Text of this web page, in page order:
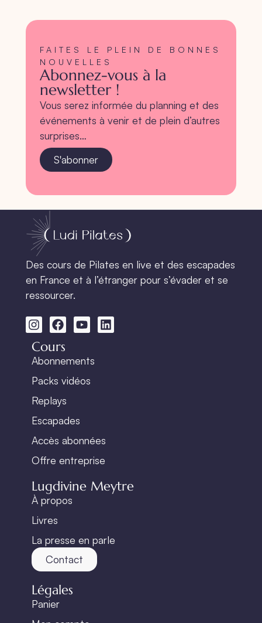
FAITES LE PLEIN DE BONNES
NOUVELLES
Abonnez-vous à la
newsletter !
Vous serez informée du planning et des
événements à venir et de plein d’autres
surprises…
S'abonner
Des cours de Pilates en live et des escapades
en France et à l’étranger pour s’évader et se
ressourcer.
Cours
Abonnements
Packs vidéos
Replays
Escapades
Accès abonnées
Offre entreprise
Lugdivine Meytre
À propos
Livres
La presse en parle
Contact
Légales
Panier